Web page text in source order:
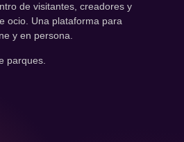
de visitantes, creadores y
ocio. Una plataforma para
y en persona.
parques.